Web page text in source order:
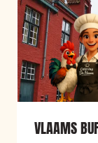
VLAAMS